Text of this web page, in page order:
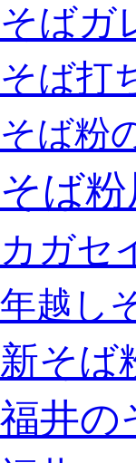
そばガ
そば打
そば粉
そば
カガセ
年越し
新そば
福井の